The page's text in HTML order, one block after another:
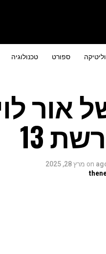
ספורט טכנולוגיה
אור
13
on מרץ 28, 2025